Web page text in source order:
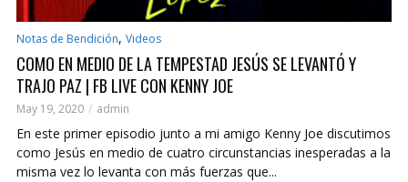
Notas de Bendición, Videos
COMO EN MEDIO DE LA TEMPESTAD JESÚS SE LEVANTÓ Y
TRAJO PAZ | FB LIVE CON KENNY JOE
May 19, 2020 admin
En este primer episodio junto a mi amigo Kenny Joe discutimos
como Jesús en medio de cuatro circunstancias inesperadas a la
misma vez lo levanta con más fuerzas que...